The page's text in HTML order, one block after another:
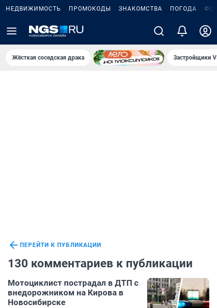
НЕДВИЖИМОСТЬ ПРОМОКОДЫ ЗНАКОМСТВА ПОГОДА
Жёсткая соседская драка Застройщики
ПЕРЕЙТИ К ПУБЛИКАЦИИ
130 комментариев к публикации
Мотоциклист пострадал в ДТП с
внедорожником на Кирова в
Новосибирске